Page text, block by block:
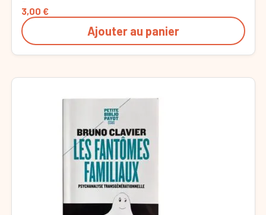
3,00 €
Ajouter au panier